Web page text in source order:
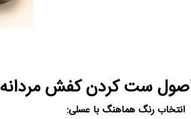
ست کردن کفش مردانه
انتخاب رنگ هماهنگ با عسلی: